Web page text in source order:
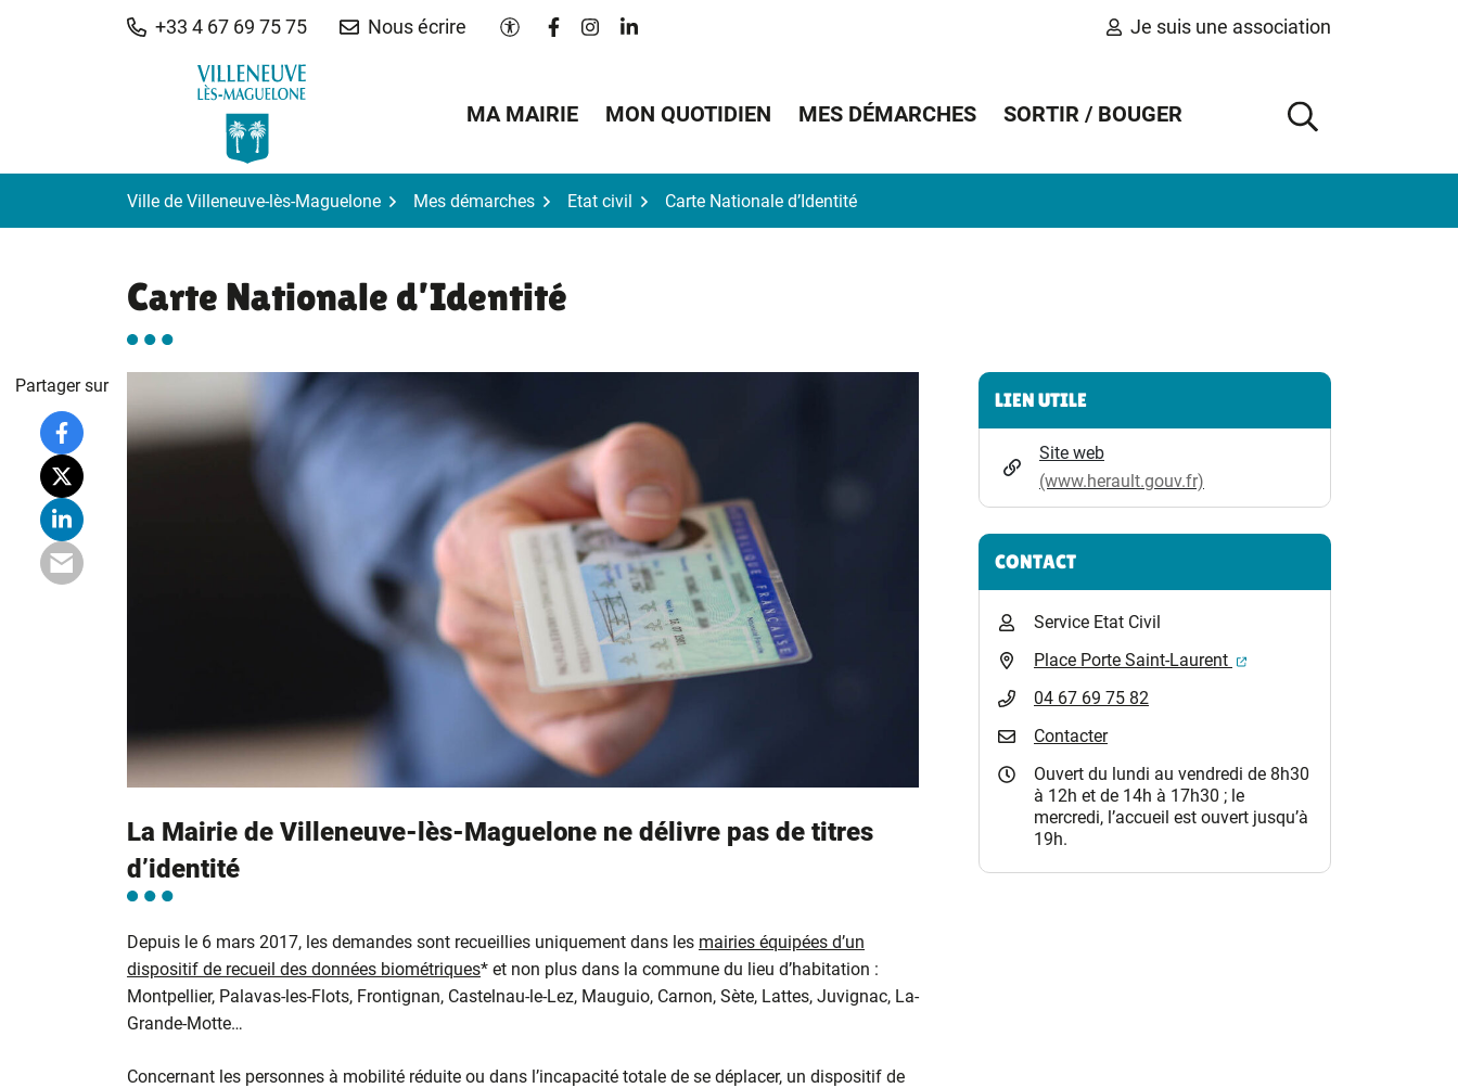
+33 4 67 69 75 75 Nous écrire Paramètres d'accessibilité
Lien vers le compte Facebook
Lien vers le compte Instagram
Lien vers le compte Linkedin Je suis une association
MA MAIRIE MON QUOTIDIEN MES DÉMARCHES SORTIR / BOUGER
AFFICHER
Ville de Villeneuve-lès-Maguelone Mes démarches Etat civil Carte Nationale d’Identité
Carte Nationale d’Identité
La Mairie de Villeneuve-lès-Maguelone ne délivre pas de titres
d’identité
Depuis le 6 mars 2017, les demandes sont recueillies uniquement dans les mairies équipées d’un
dispositif de recueil des données biométriques* et non plus dans la commune du lieu d’habitation :
Montpellier, Palavas-les-Flots, Frontignan, Castelnau-le-Lez, Mauguio, Carnon, Sète, Lattes, Juvignac, La-
Grande-Motte…
Concernant les personnes à mobilité réduite ou dans l’incapacité totale de se déplacer, un dispositif de
Partager sur Informations complémentaires
LIEN UTILE
Site web
(www.herault.gouv.fr)
CONTACT
Service Etat Civil
Place Porte Saint-Laurent
(ouverture dans un nouvel
04 67 69 75 82
Contacter
Ouvert du lundi au vendredi de 8h30
à 12h et de 14h à 17h30 ; le
mercredi, l’accueil est ouvert jusqu’à
19h.